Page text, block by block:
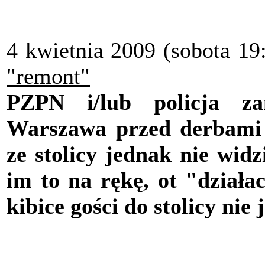
4 kwietnia 2009 (sobota
"remont"
PZPN i/lub policja
Warszawa przed
ze stolicy jednak nie
im to na rękę, ot
kibice gości do stolicy nie